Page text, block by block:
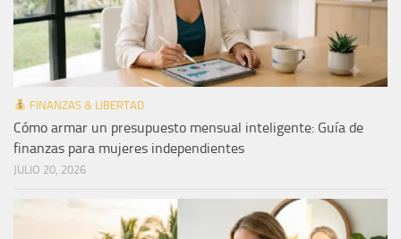
FINANZAS & LIBERTAD
Cómo armar un presupuesto mensual inteligente: Guía de
finanzas para mujeres independientes
JULIO 20, 2026